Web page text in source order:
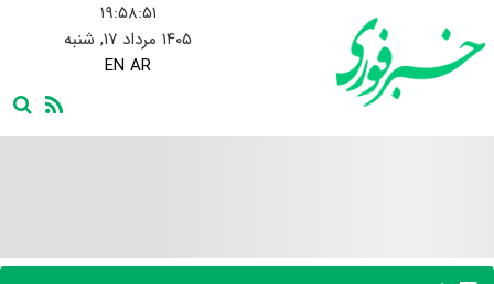
۱۹:۵۸:۵۲
۱۴۰۵ مرداد ۱۷, شنبه
EN AR